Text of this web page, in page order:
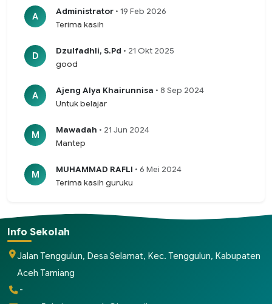
A Administrator • 19 Feb 2026
Terima kasih
D Dzulfadhli, S.Pd • 21 Okt 2025
good
A Ajeng Alya Khairunnisa • 8 Sep 2024
Untuk belajar
M Mawadah • 21 Jun 2024
Mantep
M MUHAMMAD RAFLI • 6 Mei 2024
Terima kasih guruku
Info Sekolah
Jalan Tenggulun, Desa Selamat, Kec. Tenggulun, Kabupaten
Aceh Tamiang
-